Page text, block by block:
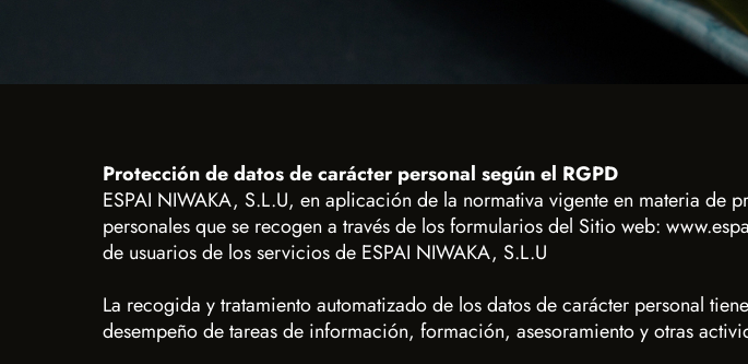
Protección de datos de carácter personal según el RGPD
ESPAI NIWAKA, S.L.U, en aplicación de la normativa vigente en materia de
personales que se recogen a través de los formularios del Sitio web:
de usuarios de los servicios de ESPAI NIWAKA, S.L.U
La recogida y tratamiento automatizado de los datos de carácter personal
desempeño de tareas de información, formación, asesoramiento y otras